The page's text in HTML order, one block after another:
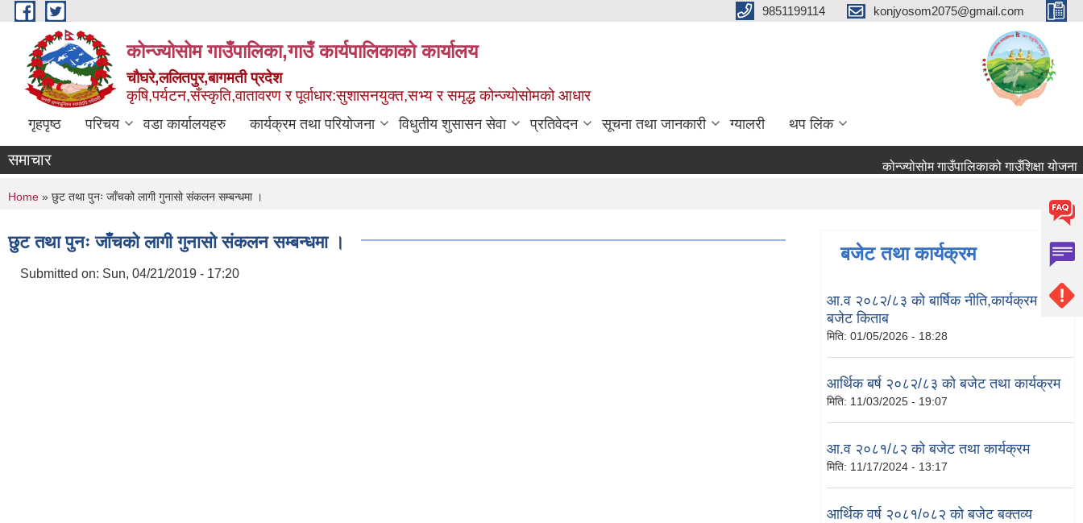
Skip to main content 9851199114 konjyosom2075@gmail.com
कोन्ज्योसोम गाउँपालिका,गाउँ कार्यपालिकाको कार्यालय
चौघरे,ललितपुर,बागमती प्रदेश
कृषि,पर्यटन,सँस्कृति,वातावरण र पूर्वाधार:सुशासनयुक्त,सभ्य र समृद्ध कोन्ज्योसोमको आधार
गृहपृष्ठ परिचय वडा कार्यालयहरु कार्यक्रम तथा परियोजना विधुतीय शुसासन सेवा प्रतिवेदन सूचना तथा जानकारी ग्यालरी थप लिंक
समाचार कोन्ज्योसोम गाउँपालिकाको गाउँशिक्षा योजना
You are here
Home » छुट तथा पुनः जाँचको लागी गुनासो संकलन सम्बन्धमा ।
छुट तथा पुनः जाँचको लागी गुनासो संकलन सम्बन्धमा ।
Submitted on: Sun, 04/21/2019 - 17:20
बजेट तथा कार्यक्रम
आ.व २०८२/८३ को बार्षिक नीति,कार्यक्रम तथा
बजेट किताब
मिति: 01/05/2026 - 18:28
आर्थिक बर्ष २०८२/८३ को बजेट तथा कार्यक्रम
मिति: 11/03/2025 - 19:07
आ.व २०८१/८२ को बजेट तथा कार्यक्रम
मिति: 11/17/2024 - 13:17
आर्थिक वर्ष २०८१/०८२ को बजेट बक्तव्य